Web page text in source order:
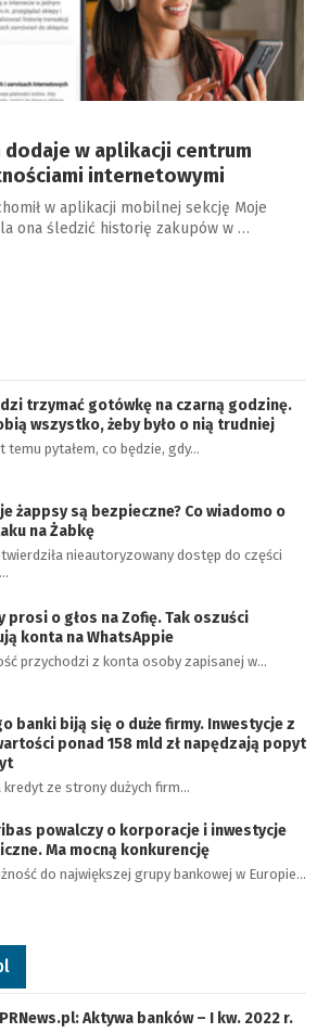
dodaje w aplikacji centrum
internetowymi
w aplikacji mobilnej sekcję Moje
ona śledzić historię zakupów w …
trzymać gotówkę na czarną godzinę.
wszystko, żeby było o nią trudniej
temu pytałem, co będzie, gdy…
żappsy są bezpieczne? Co wiadomo o
na Żabkę
nieautoryzowany dostęp do części
prosi o głos na Zofię. Tak oszuści
konta na WhatsAppie
przychodzi z konta osoby zapisanej w…
banki biją się o duże firmy. Inwestycje z
ponad 158 mld zł napędzają popyt
kredyt ze strony dużych firm…
powalczy o korporacje i inwestycje
Ma mocną konkurencję
do największej grupy bankowej w Europie…
Aktywa banków – I kw. 2022 r.